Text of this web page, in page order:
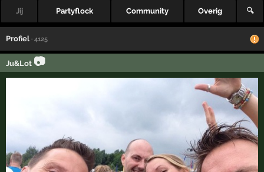
Jij Partyflock Community Overig 🔍
Profiel · 4125
Ju&Lot 📷